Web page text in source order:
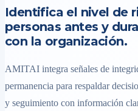
Identifica el nivel de
personas antes y
con la organización.
AMITAI integra señales de
permanencia para respaldar
y seguimiento con información